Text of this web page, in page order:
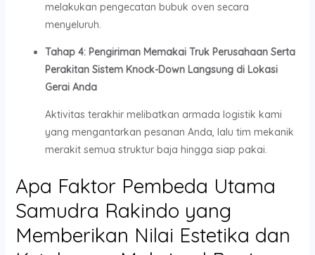
melakukan pengecatan bubuk oven secara
menyeluruh.
Tahap 4: Pengiriman Memakai Truk Perusahaan Serta
Perakitan Sistem Knock-Down Langsung di Lokasi
Gerai Anda
Aktivitas terakhir melibatkan armada logistik kami
yang mengantarkan pesanan Anda, lalu tim mekanik
merakit semua struktur baja hingga siap pakai.
Apa Faktor Pembeda Utama
Samudra Rakindo yang
Memberikan Nilai Estetika dan